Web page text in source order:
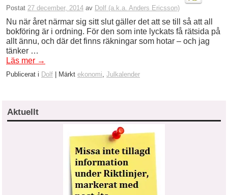
Postat 27 december, 2014 av Dolf (a.k.a. Anders Ericsson)
Nu när året närmar sig sitt slut gäller det att se till så att all
bokföring är i ordning. För den som inte lyckats få rätsida på
allt ännu, och där det finns räkningar som hotar – och jag
tänker …
Läs mer →
Publicerat i Dolf Märkt ekonomi Julkalender
Aktuellt